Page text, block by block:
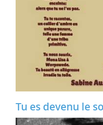
Tu es devenu le